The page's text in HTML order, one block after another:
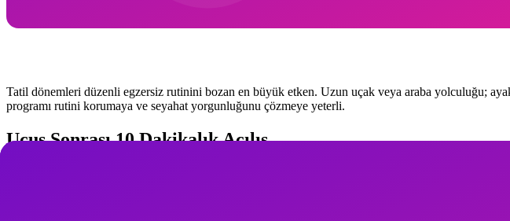
Tatil dönemleri düzenli egzersiz rutinini bozan en büyük etken. Uzun uçak veya araba yolculuğu;
programı rutini korumaya ve seyahat yorgunluğunu çözmeye yeterli.
Uçuş Sonrası 10 Dakikalık Açılış